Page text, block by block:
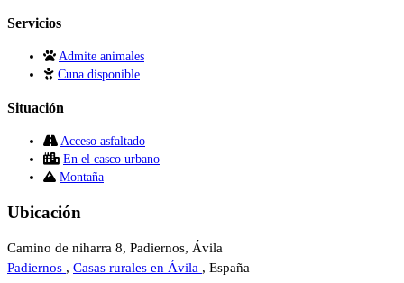
Servicios
Admite animales
Cuna disponible
Situación
Acceso asfaltado
En el casco urbano
Montaña
Ubicación
Camino de niharra 8, Padiernos, Ávila
Padiernos , Casas rurales en Ávila , España